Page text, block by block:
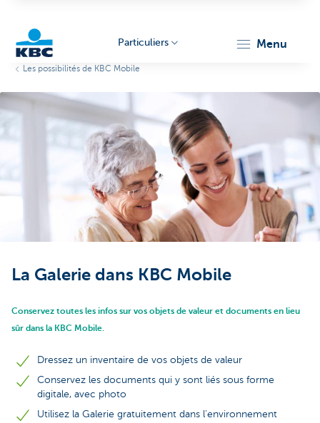
Particuliers menu
Les possibilités de KBC Mobile
La Galerie dans KBC Mobile
Conservez toutes les infos sur vos objets de valeur et documents en lieu
sûr dans la KBC Mobile.
Dressez un inventaire de vos objets de valeur
Conservez les documents qui y sont liés sous forme
digitale, avec photo
Utilisez la Galerie gratuitement dans l'environnement